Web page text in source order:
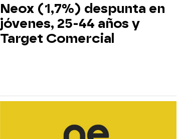
Neox (1,7%) despunta en
jóvenes, 25-44 años y
Target Comercial